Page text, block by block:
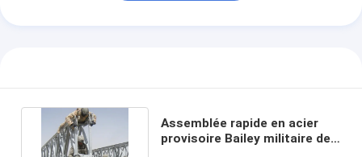
Assemblée rapide en acier
provisoire Bailey militaire de